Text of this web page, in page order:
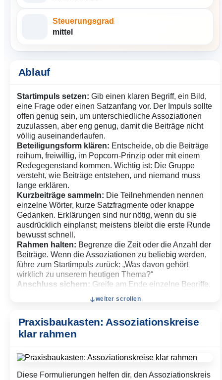
Steuerungsgrad
mittel
Ablauf
Startimpuls setzen: Gib einen klaren Begriff, ein Bild,
eine Frage oder einen Satzanfang vor. Der Impuls sollte
offen genug sein, um unterschiedliche Assoziationen
zuzulassen, aber eng genug, damit die Beiträge nicht
völlig auseinanderlaufen.
Beteiligungsform klären: Entscheide, ob die Beiträge
reihum, freiwillig, im Popcorn-Prinzip oder mit einem
Redegegenstand kommen. Wichtig ist: Die Gruppe
versteht, wie Beiträge entstehen, und niemand muss
lange erklären.
Kurzbeiträge sammeln: Die Teilnehmenden nennen
einzelne Wörter, kurze Satzfragmente oder knappe
Gedanken. Erklärungen sind nur nötig, wenn du sie
ausdrücklich einplanst; meistens bleibt die erste Runde
bewusst schnell.
Rahmen halten: Begrenze die Zeit oder die Anzahl der
Beiträge. Wenn die Assoziationen zu beliebig werden,
führe zum Startimpuls zurück: „Was davon gehört
wirklich zu unserem heutigen Thema?“
Anschluss sichern: Greife am Ende einzelne Begriffe,
entsteht so ein Übergang in die nächste Aufgabe, eine
weiter scrollen
Praxisbaukasten: Assoziationskreise
klar rahmen
Diese Formulierungen helfen dir, den Assoziationskreis